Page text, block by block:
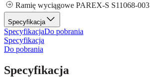
Ramię wyciągowe PAREX-S S11068-003
Specyfikacja
SpecyfikacjaDo pobrania
Specyfikacja
Do pobrania
Specyfikacja